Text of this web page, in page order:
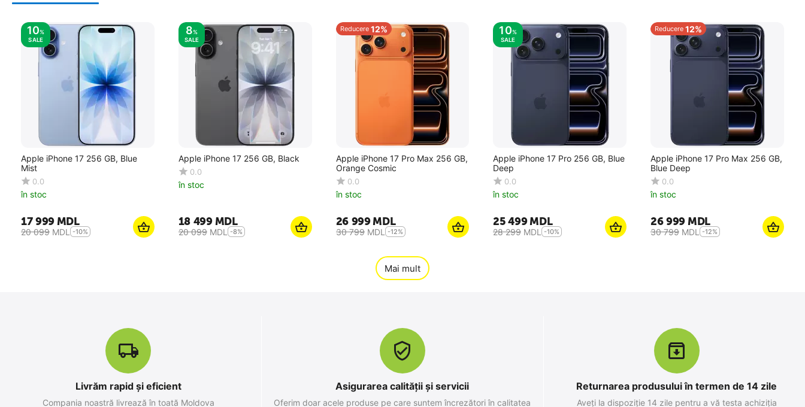
10%
SALE
Apple iPhone 17 256 GB, Blue
Mist
0.0
în stoc
17 999MDL
20 099 MDL -10%
8%
SALE
Apple iPhone 17 256 GB, Black
0.0
în stoc
18 499MDL
20 099 MDL -8%
Reducere 12%
Apple iPhone 17 Pro Max 256 GB,
Orange Cosmic
0.0
în stoc
26 999MDL
30 799 MDL -12%
10%
SALE
Apple iPhone 17 Pro 256 GB, Blue
Deep
0.0
în stoc
25 499MDL
28 299 MDL -10%
Reducere 12%
Apple iPhone 17 Pro Max 256 GB,
Blue Deep
0.0
în stoc
26 999MDL
30 799 MDL -12%
Apple iPhone 17 Pro Max 256 GB,
Mai mult
Livrăm rapid și eficient
Compania noastră livrează în toată Moldova
Asigurarea calității și servicii
Oferim doar acele produse pe care suntem încrezători în calitatea
Returnarea produsului în termen de 14 zile
Aveți la dispoziție 14 zile pentru a vă testa achiziția